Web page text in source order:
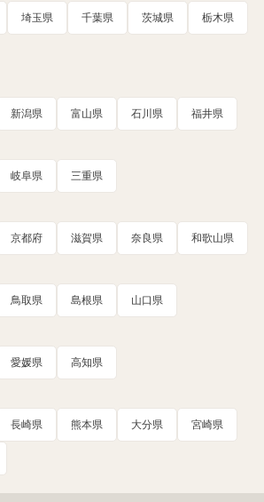
埼玉県 千葉県 茨城県 栃木県
新潟県 富山県 石川県 福井県
岐阜県 三重県
京都府 滋賀県 奈良県 和歌山県
鳥取県 島根県 山口県
愛媛県 高知県
長崎県 熊本県 大分県 宮崎県